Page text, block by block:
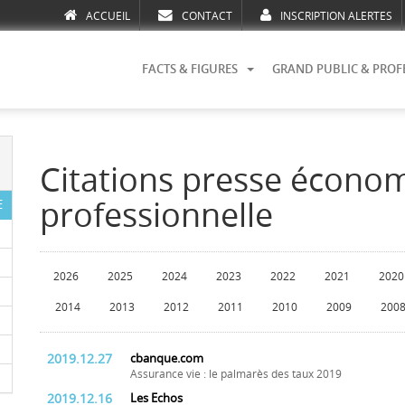
ACCUEIL CONTACT INSCRIPTION ALERTES
FACTS & FIGURES GRAND PUBLIC &
Citations presse
professionnelle
2026 2025 2024 2023 2022 2021 2020
2014 2013 2012 2011 2010 2009 2008
2019.12.27 cbanque.com
Assurance vie : le palmarès des taux 2019
2019.12.16 Les Echos